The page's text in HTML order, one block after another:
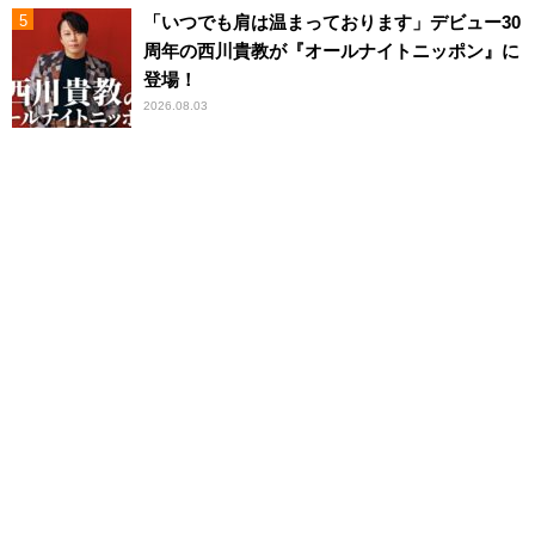
「いつでも肩は温まっております」デビュー30
周年の西川貴教が『オールナイトニッポン』に
登場！
2026.08.03